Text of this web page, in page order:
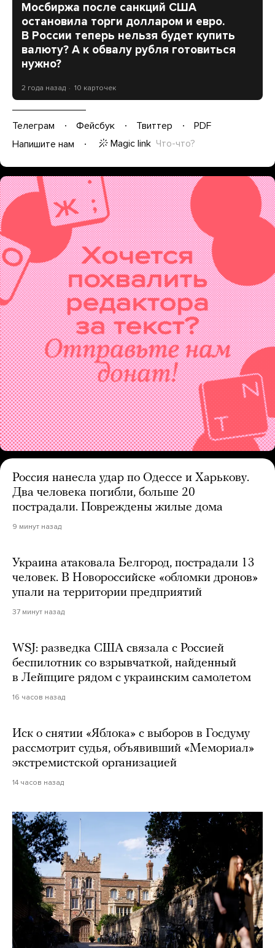
Мосбиржа после санкций США
остановила торги долларом и евро.
В России теперь нельзя будет купить
валюту? А к обвалу рубля готовиться
нужно?
2 года назад 10 карточек
Телеграм Фейсбук Твиттер
PDF
Напишите нам
Magic link Что-что?
Россия нанесла удар по Одессе и Харькову.
Два человека погибли, больше 20
пострадали. Повреждены жилые дома
9 минут назад
Украина атаковала Белгород, пострадали 13
человек. В Новороссийске «обломки дронов»
упали на территории предприятий
37 минут назад
WSJ: разведка США связала с Россией
беспилотник со взрывчаткой, найденный
в Лейпциге рядом с украинским самолетом
16 часов назад
Иск о снятии «Яблока» с выборов в Госдуму
рассмотрит судья, объявивший «Мемориал»
экстремистской организацией
14 часов назад